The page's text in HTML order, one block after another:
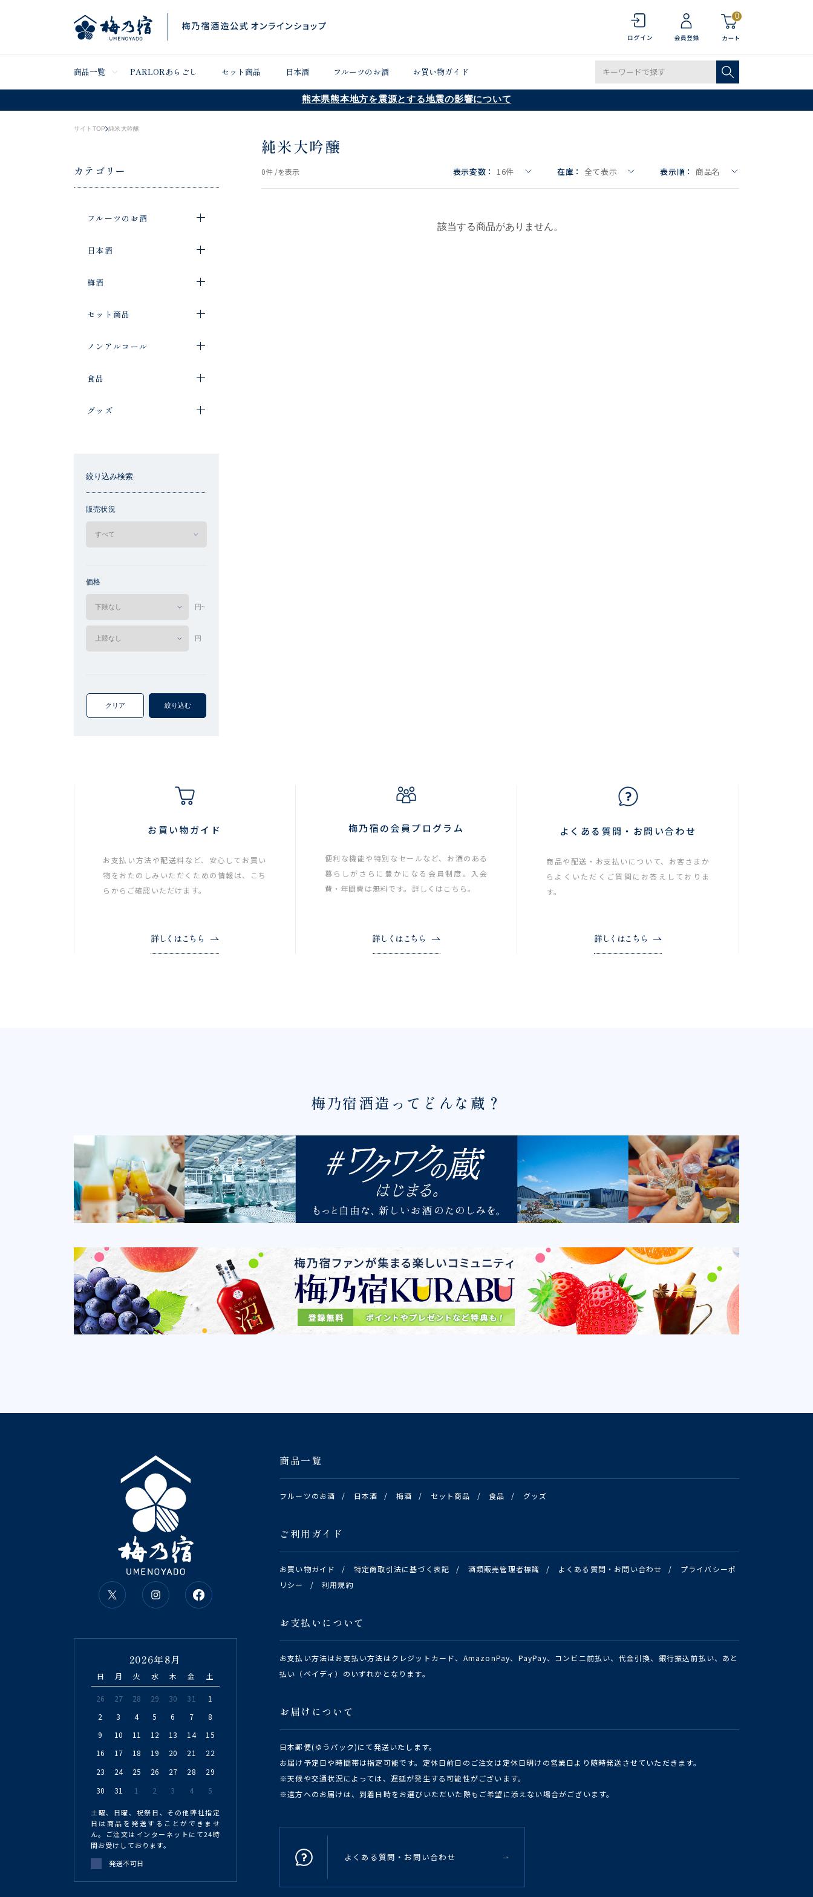
0
商品一覧 PARLORあらごし セット商品 日本酒 フルーツのお酒 お買い物ガイド
熊本県熊本地方を震源とする地震の影響について
サイトTOP 純米大吟醸
カテゴリー
フルーツのお酒
日本酒
梅酒
セット商品
ノンアルコール
食品
グッズ
絞り込み検索
販売状況
価格
円~
円
クリア 絞り込む
純米大吟醸
0件 /を表示 表示変数： 16件 在庫： 全て表示 表示順： 商品名
該当する商品がありません。
お買い物ガイド
お支払い方法や配送料など、安心してお買い
物をおたのしみいただくための情報は、こち
らからご確認いただけます。
詳しくはこちら
梅乃宿の会員プログラム
便利な機能や特別なセールなど、お酒のある
暮らしがさらに豊かになる会員制度。入会
費・年間費は無料です。詳しくはこちら。
詳しくはこちら
よくある質問・お問い合わせ
商品や配送・お支払いについて、お客さまか
らよくいただくご質問にお答えしておりま
す。
詳しくはこちら
梅乃宿酒造ってどんな蔵？
商品一覧
フルーツのお酒 / 日本酒 / 梅酒 / セット商品 / 食品 / グッズ
ご利用ガイド
お買い物ガイド / 特定商取引法に基づく表記 / 酒類販売管理者標識 / よくある質問・お問い合わせ /
プライバシーポ
リシー
/ 利用規約
お支払いについて
お支払い方法はお支払い方法はクレジットカード、AmazonPay、PayPay、コンビニ前払い、代金引換、銀行振込前払い、あと
払い（ペイディ）のいずれかとなります。
お届けについて
日本郵便(ゆうパック)にて発送いたします。
お届け予定日や時間帯は指定可能です。定休日前日のご注文は定休日明けの営業日より随時発送させていただきます。
※天候や交通状況によっては、遅延が発生する可能性がございます。
※遠方へのお届けは、到着日時をお選びいただいた際もご希望に添えない場合がございます。
よくある質問・お問い合わせ
2026年8月
日 月 火 水 木 金 土
26 27 28 29 30 31
1
2
3 4 5 6 7
8
9
10 11 12 13 14
15
16
17 18 19 20 21
22
23
24 25 26 27 28
29
30
31 1 2 3 4 5
土曜、日曜、祝祭日、その他弊社指定
日は商品を発送することができませ
ん。ご注文はインターネットにて24時
間お受けしております。
発送不可日